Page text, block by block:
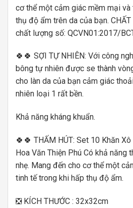
cơ thể một cảm giác mềm mại
thụ độ ẩm trên da của bạn. CHẤT
chất lượng số: QCVN01:2017/
🍀🍀 SỢI TỰ NHIÊN: Với công
bông tự nhiên được se thành
cho làn da của bạn cảm giác
nhiên loại 1 rất bền.
Khả năng kháng khuẩn.
🍀🍀 THẤM HÚT: Set 10 Khăn
Hoa Văn Thiện Phú Có khả năng
nhẹ. Mang đến cho cơ thể một
tinh tế trong khi hấp thụ độ ẩm.
❎ KÍCH THƯỚC : 32x32cm